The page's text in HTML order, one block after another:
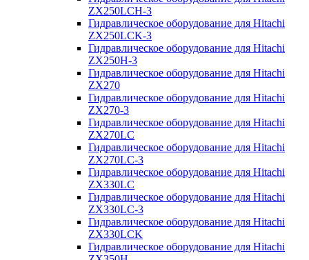
ZX250LCH-3
Гидравлическое оборудование для Hitachi
ZX250LCK-3
Гидравлическое оборудование для Hitachi
ZX250Н-3
Гидравлическое оборудование для Hitachi
ZX270
Гидравлическое оборудование для Hitachi
ZX270-3
Гидравлическое оборудование для Hitachi
ZX270LC
Гидравлическое оборудование для Hitachi
ZX270LC-3
Гидравлическое оборудование для Hitachi
ZX330LC
Гидравлическое оборудование для Hitachi
ZX330LC-3
Гидравлическое оборудование для Hitachi
ZX330LCK
Гидравлическое оборудование для Hitachi